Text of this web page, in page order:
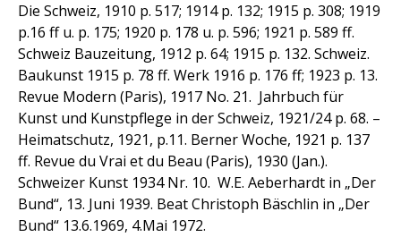
Die Schweiz, 1910 p. 517; 1914 p. 132; 1915 p. 308; 1919
p.16 ff u. p. 175; 1920 p. 178 u. p. 596; 1921 p. 589 ff.
Schweiz Bauzeitung, 1912 p. 64; 1915 p. 132. Schweiz.
Baukunst 1915 p. 78 ff. Werk 1916 p. 176 ff; 1923 p. 13.
Revue Modern (Paris), 1917 No. 21. Jahrbuch für
Kunst und Kunstpflege in der Schweiz, 1921/24 p. 68. –
Heimatschutz, 1921, p.11. Berner Woche, 1921 p. 137
ff. Revue du Vrai et du Beau (Paris), 1930 (Jan.).
Schweizer Kunst 1934 Nr. 10. W.E. Aeberhardt in „Der
Bund“, 13. Juni 1939. Beat Christoph Bäschlin in „Der
Bund“ 13.6.1969, 4.Mai 1972.